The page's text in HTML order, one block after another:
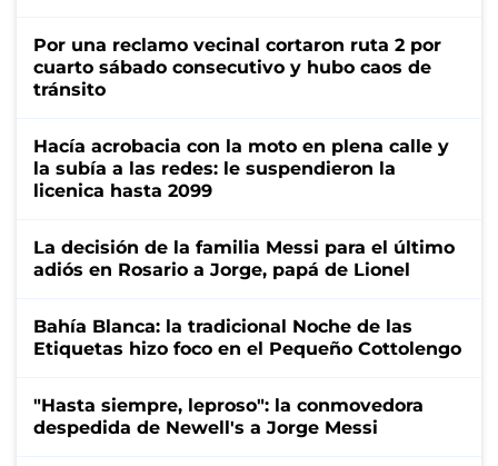
Por una reclamo vecinal cortaron ruta 2 por
cuarto sábado consecutivo y hubo caos de
tránsito
Hacía acrobacia con la moto en plena calle y
la subía a las redes: le suspendieron la
licenica hasta 2099
La decisión de la familia Messi para el último
adiós en Rosario a Jorge, papá de Lionel
Bahía Blanca: la tradicional Noche de las
Etiquetas hizo foco en el Pequeño Cottolengo
"Hasta siempre, leproso": la conmovedora
despedida de Newell's a Jorge Messi